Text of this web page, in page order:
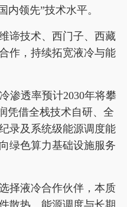
内领先”技术水平。
谛技术、西门子、西藏
作，持续拓宽液冷与能
渗透率预计2030年将攀
凭借全栈技术自研、全
录及系统级能源调度能
绿色算力基础设施服务
择液冷合作伙伴，本质
散热、能源调度与长期